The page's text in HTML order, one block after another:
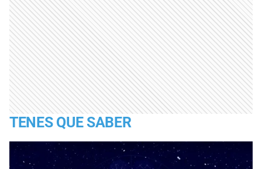
TENES QUE SABER